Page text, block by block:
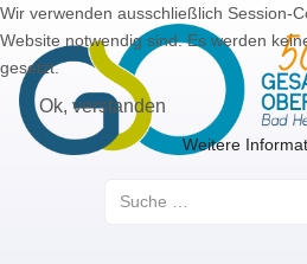
Wir verwenden ausschließlich Session-
Website notwendig sind. Es werden
gesetzt.
Ok, verstanden
Weitere